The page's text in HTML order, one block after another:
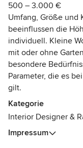
Mit starkem
meiner Kunden ein.
Auszeichnungen:
Feng Shui Berater,
(Zertifiziert von der
Ahrensburg)
500 – 3.000 €
Umfang, Größe und
beeinflussen die
individuell. Kleine
mit oder ohne
besondere
Parameter, die es
gilt.
Kategorie
Interior Designer &
Impressum